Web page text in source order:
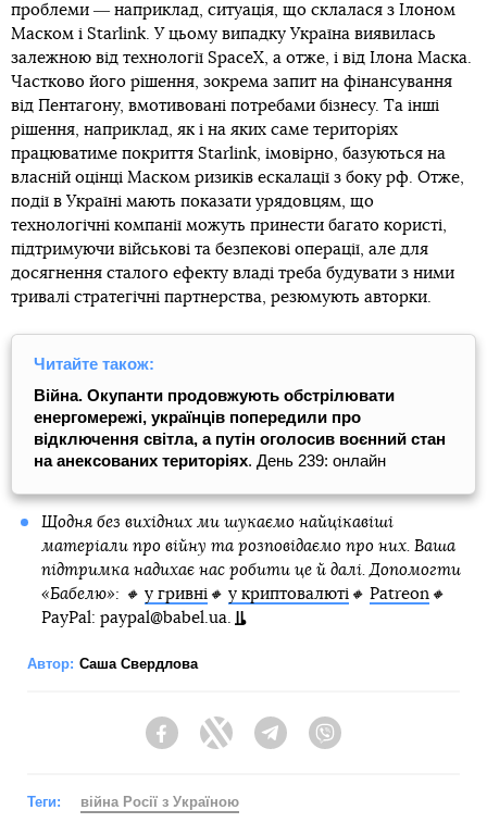
проблеми ― наприклад, ситуація, що склалася з Ілоном
Маском і Starlink. У цьому випадку Україна виявилась
залежною від технології SpaceX, а отже, і від Ілона Маска.
Частково його рішення, зокрема запит на фінансування
від Пентагону, вмотивовані потребами бізнесу. Та інші
рішення, наприклад, як і на яких саме територіях
працюватиме покриття Starlink, імовірно, базуються на
власній оцінці Маском ризиків ескалації з боку рф. Отже,
події в Україні мають показати урядовцям, що
технологічні компанії можуть принести багато користі,
підтримуючи військові та безпекові операції, але для
досягнення сталого ефекту владі треба будувати з ними
тривалі стратегічні партнерства, резюмують авторки.
Читайте також:
Війна. Окупанти продовжують обстрілювати
енергомережі, українців попередили про
відключення світла, а путін оголосив воєнний стан
на анексованих територіях. День 239: онлайн
Щодня без вихідних ми шукаємо найцікавіші
матеріали про війну та розповідаємо про них. Ваша
підтримка надихає нас робити це й далі. Допомогти
«Бабелю»: 🔸 у гривні🔸 у криптовалюті🔸 Patreon🔸
PayPal: paypal@babel.ua.
Автор: Саша Свердлова
FacebookTwitter Telegram
Теги: війна Росії з Україною